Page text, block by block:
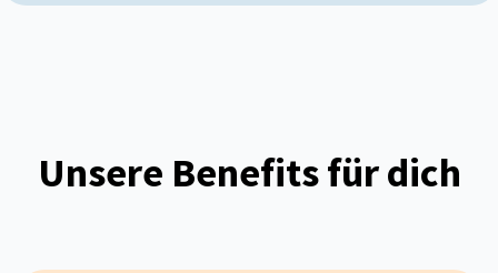
Unsere Benefits für dich